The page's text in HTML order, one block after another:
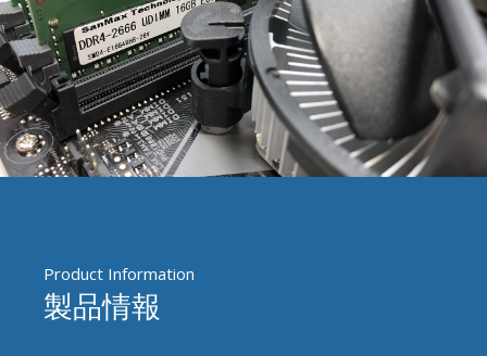
Product Information
製品情報